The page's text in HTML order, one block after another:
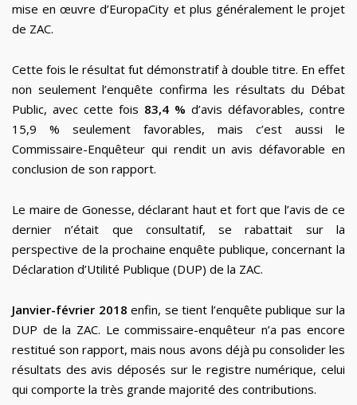
mise en œuvre d’EuropaCity et plus généralement le projet
de ZAC.
Cette fois le résultat fut démonstratif à double titre. En effet
non seulement l’enquête confirma les résultats du Débat
Public, avec cette fois 83,4 % d’avis défavorables, contre
15,9 % seulement favorables, mais c’est aussi le
Commissaire-Enquêteur qui rendit un avis défavorable en
conclusion de son rapport.
Le maire de Gonesse, déclarant haut et fort que l’avis de ce
dernier n’était que consultatif, se rabattait sur la
perspective de la prochaine enquête publique, concernant la
Déclaration d’Utilité Publique (DUP) de la ZAC.
Janvier-février 2018 enfin, se tient l’enquête publique sur la
DUP de la ZAC. Le commissaire-enquêteur n’a pas encore
restitué son rapport, mais nous avons déjà pu consolider les
résultats des avis déposés sur le registre numérique, celui
qui comporte la très grande majorité des contributions.